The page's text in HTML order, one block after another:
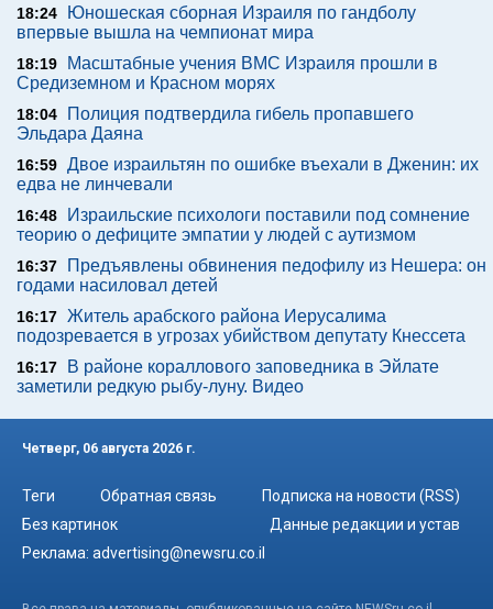
18:24
Юношеская сборная Израиля по гандболу
впервые вышла на чемпионат мира
18:19
Масштабные учения ВМС Израиля прошли в
Средиземном и Красном морях
18:04
Полиция подтвердила гибель пропавшего
Эльдара Даяна
16:59 Двое израильтян по ошибке въехали в Дженин: их
едва не линчевали
16:48
Израильские психологи поставили под сомнение
теорию о дефиците эмпатии у людей с аутизмом
16:37
Предъявлены обвинения педофилу из Нешера: он
годами насиловал детей
16:17 Житель арабского района Иерусалима
подозревается в угрозах убийством депутату Кнессета
16:17
В районе кораллового заповедника в Эйлате
заметили редкую рыбу-луну. Видео
Четверг, 06 августа 2026 г.
Теги Обратная связь
Подписка на новости (RSS)
Без картинок
Данные редакции и устав
Реклама: advertising@newsru.co.il